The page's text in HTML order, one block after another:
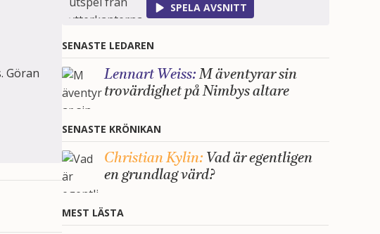
Göran
SPELA AVSNITT
SENASTE LEDAREN
Lennart Weiss: M äventyrar sin
trovärdighet på Nimbys altare
SENASTE KRÖNIKAN
Christian Kylin: Vad är egentligen
en grundlag värd?
MEST LÄSTA